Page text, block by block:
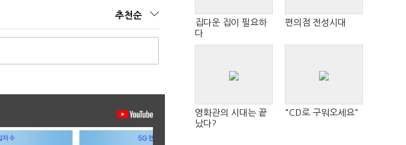
추천순
집다운 집이 필요하
다
편의점 전성시대
영화관의 시대는 끝
났다?
"CD로 구워오세요"